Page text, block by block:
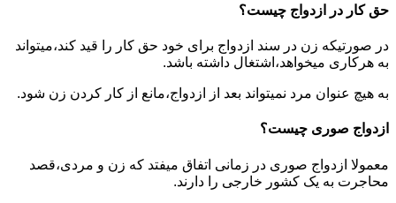
حق کار در ازدواج چیست؟
در صورتیکه زن در سند ازدواج برای خود حق کار را قید کند،میتواند
به هرکاری میخواهد،اشتغال داشته باشد.
به هیچ عنوان مرد نمیتواند بعد از ازدواج،مانع از کار کردن زن شود.
ازدواج صوری چیست؟
معمولا ازدواج صوری در زمانی اتفاق میفتد که زن و مردی،قصد
محاجرت به یک کشور خارجی را دارند.